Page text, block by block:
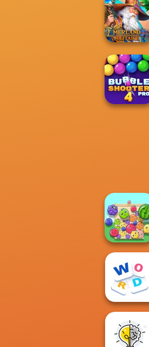
Solitaire
Klondike
Emerland
Solitaire
Fruit Party